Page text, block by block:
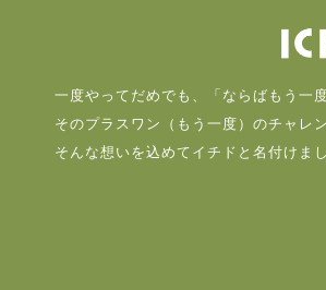
一度やってだめでも、「ならばもう一
そのプラスワン（もう一度）のチャレ
そんな想いを込めてイチドと名付けまし